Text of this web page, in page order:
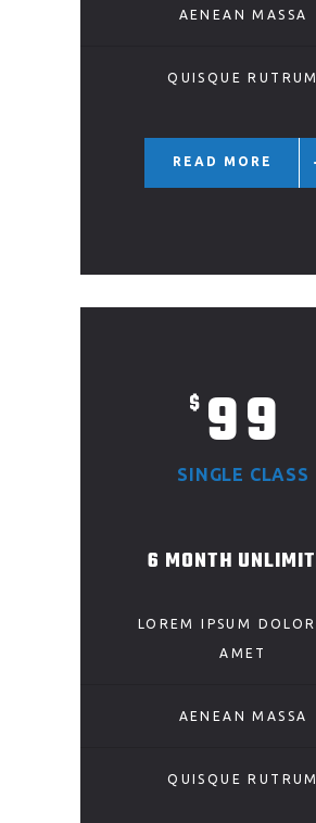
AENEAN MASSA
QUISQUE RUTRUM
READ MORE
$ 99
SINGLE CLASS
6 MONTH
LOREM IPSUM
AMET
AENEAN MASSA
QUISQUE RUTRUM